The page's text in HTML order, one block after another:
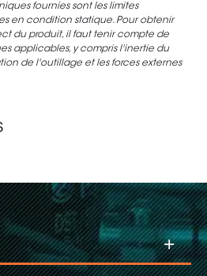
fournies sont les limites
en condition statique. Pour obtenir
du produit, il faut tenir compte de
applicables, y compris l'inertie du
de l'outillage et les forces externes
+